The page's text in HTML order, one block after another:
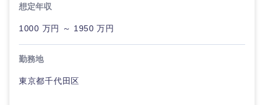
想定年収
1000 万円 ～ 1950 万円
勤務地
東京都千代田区